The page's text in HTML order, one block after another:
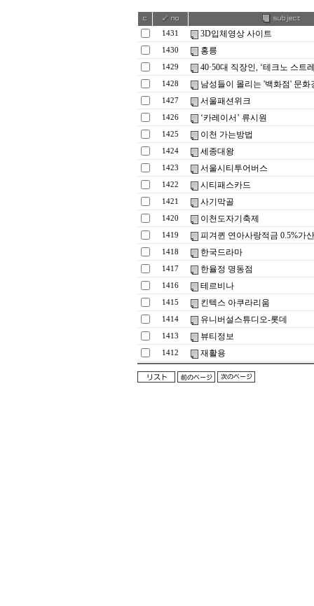
1431 3D입체영상 사이트
1430 홍릉
1429 40·50대 직장인, ‘테크노 스트
1428 남성들이 몰리는 '백화점' 문화
1427 서울패션위크
1426 ‘카레이서’ 류시원
1425 이천 가는방법
1424 세종대왕
1423 서울시티투어버스
1422 시티패스카드
1421 사기막골
1420 이천도자기축제
1419 피겨퀸 연아사랑적금 0.5%가산
1418 한국드라마
1417 한율정 명동점
1416 테르비나
1415 킨텍스 아쿠라리움
1414 유니버설스튜디오-롯데
1413 뷰티정보
1412 재활용